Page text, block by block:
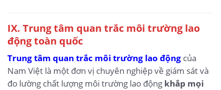
IX. Trung tâm quan trắc môi trường lao
động toàn quốc
Trung tâm quan trắc môi trường lao động của
Nam Việt là một đơn vị chuyên nghiệp về giám sát và
đo lường chất lượng môi trường lao động khắp mọi